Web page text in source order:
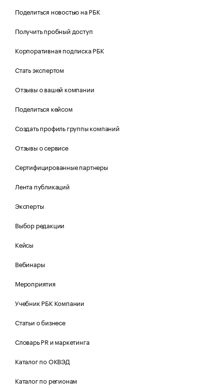
Поделиться новостью на РБК
Получить пробный доступ
Корпоративная подписка РБК
Стать экспертом
Отзывы о вашей компании
Поделиться кейсом
Создать профиль группы компаний
Отзывы о сервисе
Сертифицированные партнеры
Лента публикаций
Эксперты
Выбор редакции
Кейсы
Вебинары
Мероприятия
Учебник РБК Компании
Статьи о бизнесе
Словарь PR и маркетинга
Каталог по ОКВЭД
Каталог по регионам